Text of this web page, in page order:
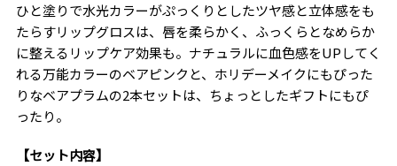
ひと塗りで水光カラーがぷっくりとしたツヤ感と立体感をも
たらすリップグロスは、唇を柔らかく、ふっくらとなめらか
に整えるリップケア効果も。ナチュラルに血色感をUPしてく
れる万能カラーのベアピンクと、ホリデーメイクにもぴった
りなベアプラムの2本セットは、ちょっとしたギフトにもぴ
ったり。
【セット内容】